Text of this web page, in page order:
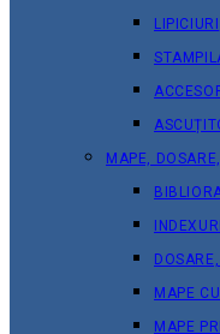
LIPICIURI
MAPE,
MAPE
MAPE